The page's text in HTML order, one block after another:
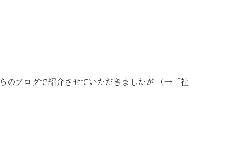
のブログで紹介させていただきましたが （→ 「社